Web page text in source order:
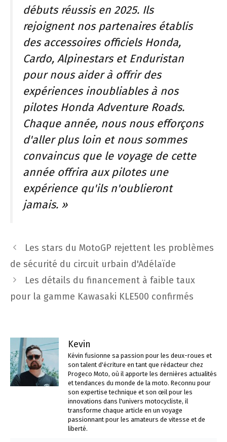
débuts réussis en 2025. Ils
rejoignent nos partenaires établis
des accessoires officiels Honda,
Cardo, Alpinestars et Enduristan
pour nous aider à offrir des
expériences inoubliables à nos
pilotes Honda Adventure Roads.
Chaque année, nous nous efforçons
d'aller plus loin et nous sommes
convaincus que le voyage de cette
année offrira aux pilotes une
expérience qu'ils n'oublieront
jamais. »
Navigation
des
Les stars du MotoGP rejettent les problèmes
de sécurité du circuit urbain d'Adélaïde
Les détails du financement à faible taux
pour la gamme Kawasaki KLE500 confirmés
Kevin
Kévin fusionne sa passion pour les deux-roues et
son talent d'écriture en tant que rédacteur chez
Progeco Moto, où il apporte les dernières actualités
et tendances du monde de la moto. Reconnu pour
son expertise technique et son œil pour les
innovations dans l'univers motocycliste, il
transforme chaque article en un voyage
passionnant pour les amateurs de vitesse et de
liberté.